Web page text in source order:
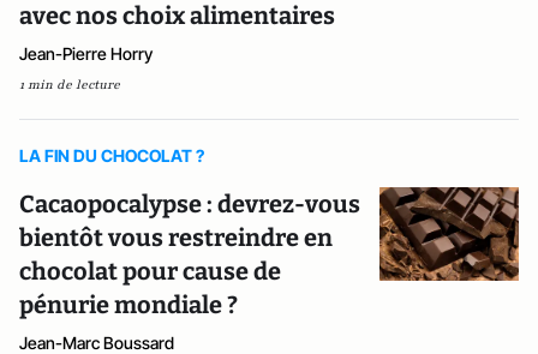
avec nos choix alimentaires
Jean-Pierre Horry
1 min de lecture
LA FIN DU CHOCOLAT ?
Cacaopocalypse : devrez-vous
bientôt vous restreindre en
chocolat pour cause de
pénurie mondiale ?
Jean-Marc Boussard